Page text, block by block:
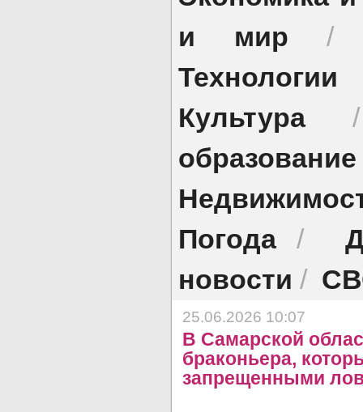
и мир
Технологии
Культура
образование
Погода/
новости /
25.06.2026 10:07
В Самарской
браконьера,
запрещенными